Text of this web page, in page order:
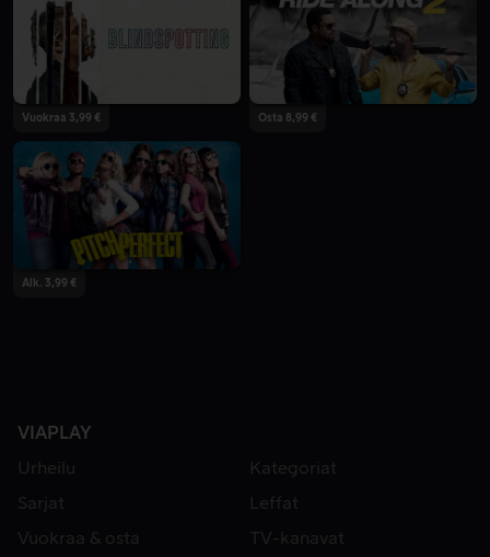
Vuokraa 3,99 € Osta 8,99 €
Alk. 3,99 €
VIAPLAY
Urheilu
Kategoriat
Sarjat
Leffat
Vuokraa & osta
TV-kanavat